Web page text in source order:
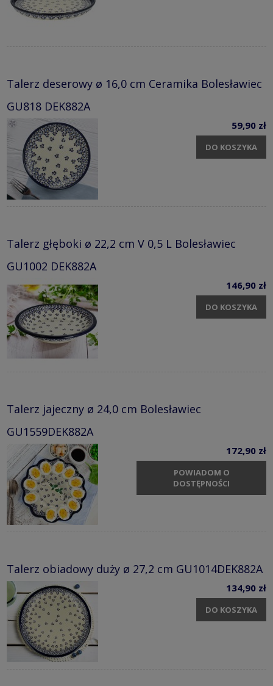
Talerz deserowy ø 16,0 cm Ceramika Bolesławiec
GU818 DEK882A
59,90 zł
DO KOSZYKA
Talerz głęboki ø 22,2 cm V 0,5 L Bolesławiec
GU1002 DEK882A
146,90 zł
DO KOSZYKA
Talerz jajeczny ø 24,0 cm Bolesławiec
GU1559DEK882A
172,90 zł
POWIADOM O
DOSTĘPNOŚCI
Talerz obiadowy duży ø 27,2 cm GU1014DEK882A
134,90 zł
DO KOSZYKA